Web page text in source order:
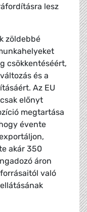
lesz
zöldebbé
csökkentéséért,
és a
Az EU
előnyt
megtartása
évente
akár 350
áron
való